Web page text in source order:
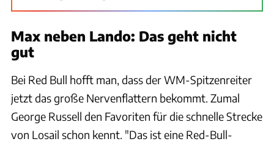
Max neben Lando: Das geht nicht
gut
Bei Red Bull hofft man, dass der WM-Spitzenreiter
jetzt das große Nervenflattern bekommt. Zumal
George Russell den Favoriten für die schnelle Strecke
von Losail schon kennt. "Das ist eine Red-Bull-